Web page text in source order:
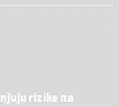
rizike na